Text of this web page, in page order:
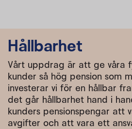
Hållbarhet
Vårt uppdrag är att ge våra
kunder så hög pension som
investerar vi för en hållbar
det går hållbarhet hand i
kunders pensionspengar att
avgifter och att vara ett